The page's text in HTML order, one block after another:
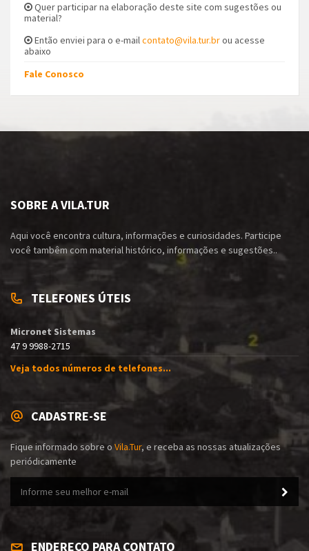
Quer participar na elaboração deste site com sugestões ou
material?
Então enviei para o e-mailcontato@vila.tur.brou acesse
abaixo
Fale Conosco
SOBRE A VILA.TUR
Aqui você encontra cultura, informações e curiosidades. Participe
você tambêm com material histórico, informações e sugestões..
TELEFONES ÚTEIS
Micronet Sistemas
47 9 9988-2715
Veja todos números de telefones...
CADASTRE-SE
Fique informado sobre o Vila.Tur, e receba as nossas atualizações
periódicamente
ENDEREÇO PARA CONTATO